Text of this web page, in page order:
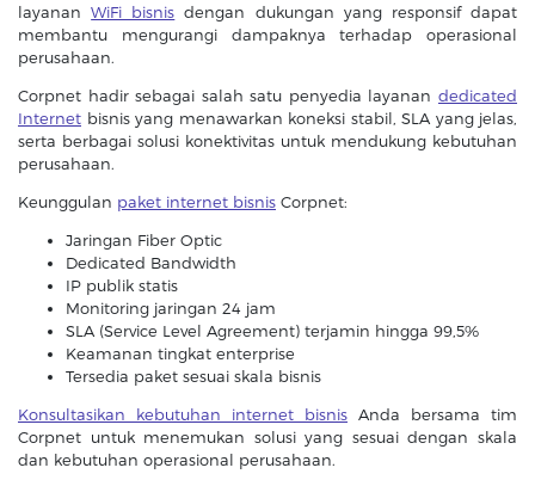
layananWiFi bisnis dengan dukungan yang responsif dapat
membantu mengurangi dampaknya terhadap operasional
perusahaan.
Corpnet hadir sebagai salah satu penyedia layanan dedicated
Internet bisnis yang menawarkan koneksi stabil, SLA yang jelas,
serta berbagai solusi konektivitas untuk mendukung kebutuhan
perusahaan.
Keunggulan paket internet bisnis Corpnet:
Jaringan Fiber Optic
Dedicated Bandwidth
IP publik statis
Monitoring jaringan 24 jam
SLA (Service Level Agreement) terjamin hingga 99,5%
Keamanan tingkat enterprise
Tersedia paket sesuai skala bisnis
Konsultasikan kebutuhan internet bisnis Anda bersama tim
Corpnet untuk menemukan solusi yang sesuai dengan skala
dan kebutuhan operasional perusahaan.